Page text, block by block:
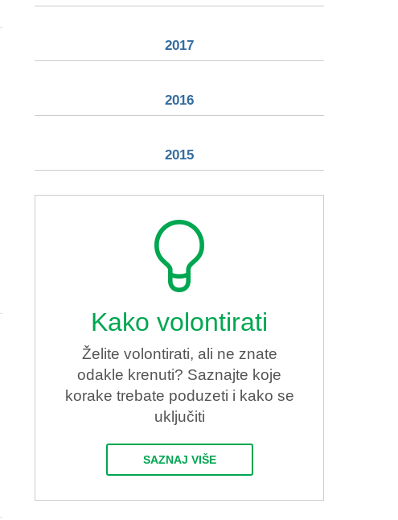
2017
2016
2015
Kako volontirati
Želite volontirati, ali ne znate
odakle krenuti? Saznajte koje
korake trebate poduzeti i kako se
uključiti
SAZNAJ VIŠE